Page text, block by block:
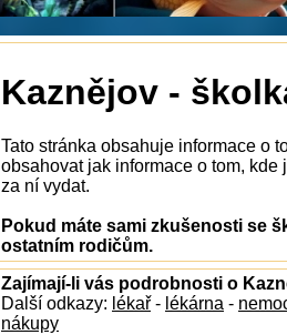
Kaznějov -
Tato stránka obsahuje informace o
obsahovat jak informace o tom,
za ní vydat.
Pokud máte sami zkušenosti se
ostatním rodičům.
Zajímají-li vás podrobnosti o
Další odkazy: lékař - lékárna -
nákupy